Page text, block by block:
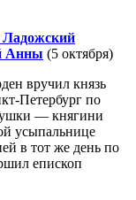
Ладожский
Анны (5 октября)
вручил князь
Петербург по
— княгини
усыпальнице
в тот же день по
епископ